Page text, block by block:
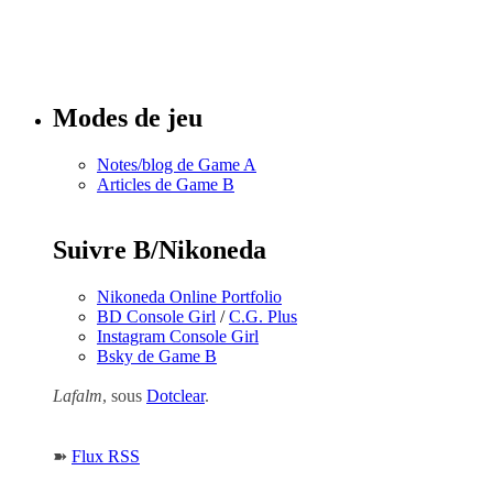
Modes de jeu
Notes/blog de Game A
Articles de Game B
Suivre B/Nikoneda
Nikoneda Online Portfolio
BD Console Girl /C.G. Plus
Instagram Console Girl
Bsky de Game B
Lafalm, sous Dotclear.
➽ Flux RSS